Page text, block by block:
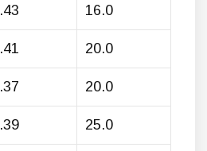
16.0
20.0
20.0
25.0